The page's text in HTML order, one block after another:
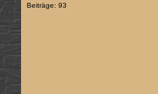
Beiträge: 93